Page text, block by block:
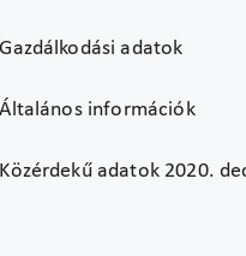
Gazdálkodási adatok
Általános információk
Közérdekű adatok 2020.